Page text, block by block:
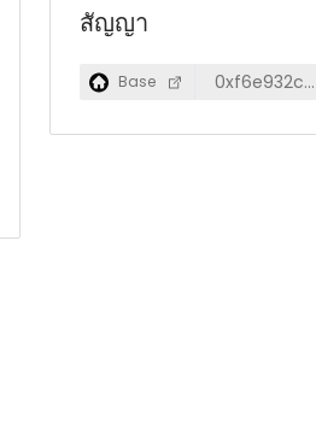
สัญญา
Base